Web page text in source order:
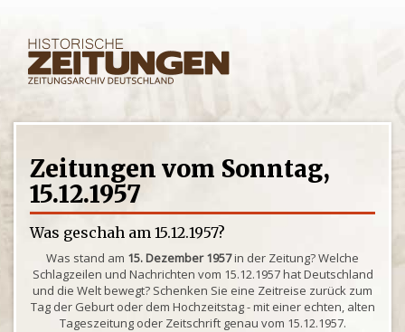
Zeitungen vom Sonntag,
15.12.1957
Was geschah am 15.12.1957?
Was stand am 15. Dezember 1957in der Zeitung? Welche
Schlagzeilen und Nachrichten vom 15.12.1957 hat Deutschland
und die Welt bewegt? Schenken Sie eine Zeitreise zurück zum
Tag der Geburt oder dem Hochzeitstag - mit einer echten, alten
Tageszeitung oder Zeitschrift genau vom 15.12.1957.